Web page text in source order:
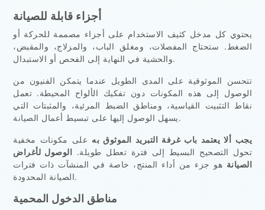
أجزاء قابلة للصيانة
يحتوي كل مدخل كثيف الاستخدام على أجزاء مصممة للحركة أو
الضغط. ستحتاج المفصلات، ومغلق الباب، والمزلاج، والمقبض،
والحشية في النهاية إلى الفحص أو الاستبدال.
تتحسن الموثوقية على المدى الطويل عندما يتمكن الفنيون من
الوصول إلى هذه المكونات دون تفكيك الألواح المحيطة. تعمل
نقاط التثبيت القياسية، ومناطق الضبط المرئية، والمثبتات التي
يسهل الوصول إليها على تبسيط أعمال الصيانة.
يجب ألا يعتمد باب غرفة التبريد الموثوق به على مكونات مخفية
تحول التصحيح البسيط إلى فترة تعطل طويلة.
الوصول لأغراض
الصيانة هو جزء من أداء المنتج، خاصة في المنشآت ذات فترات
الصيانة المحدودة.
مناطق الدخول المحمية